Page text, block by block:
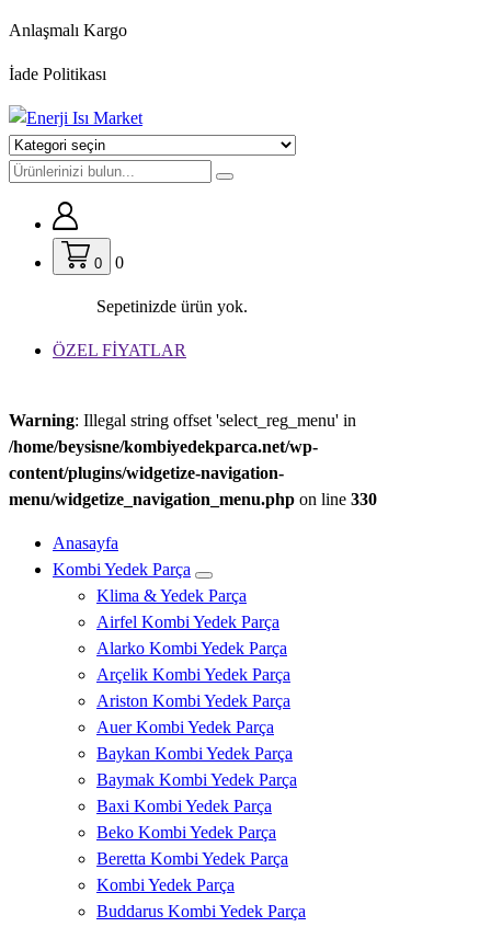
İçeriğe
Anlaşmalı Kargo
İade Politikası
0 0
Sepetinizde ürün yok.
ÖZEL FİYATLAR
Warning: Illegal string offset 'select_reg_menu' in
/home/beysisne/kombiyedekparca.net/wp-
content/plugins/widgetize-navigation-
menu/widgetize_navigation_menu.php on line 330
Anasayfa
Kombi Yedek Parça
Klima & Yedek Parça
Airfel Kombi Yedek Parça
Alarko Kombi Yedek Parça
Arçelik Kombi Yedek Parça
Ariston Kombi Yedek Parça
Auer Kombi Yedek Parça
Baykan Kombi Yedek Parça
Baymak Kombi Yedek Parça
Baxi Kombi Yedek Parça
Beko Kombi Yedek Parça
Beretta Kombi Yedek Parça
Kombi Yedek Parça
Buddarus Kombi Yedek Parça